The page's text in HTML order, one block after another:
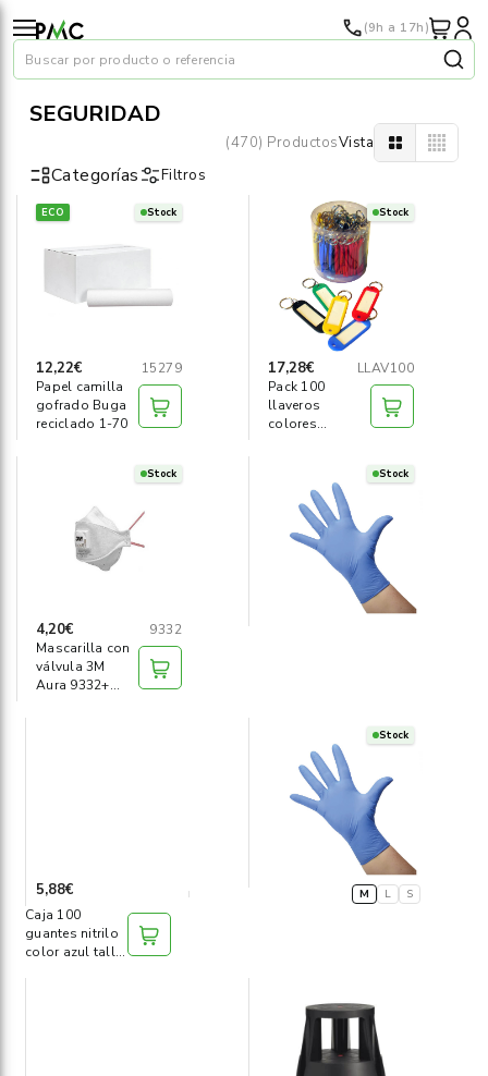
›
Material oficina ›
Tinta y tóner
Informática ›
Mobiliario
Seguridad
(9h a 17h)
Buscar por producto o referencia
SEGURIDAD
Categorías Filtros
(470) ProductosVista
ECO Stock
12,22€
15279
Papel camilla
gofrado Buga
reciclado 1-70
Stock
17,28€
LLAV100
Pack 100
llaveros
colores
Stock
4,20€
9332
Mascarilla con
válvula 3M
Aura 9332+
Stock
5,88€ M L S
Caja 100
guantes nitrilo
color azul talla
Stock